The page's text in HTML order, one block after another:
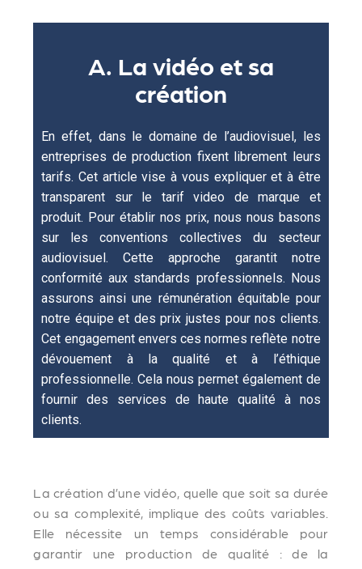
A. La vidéo et sa
création
En effet, dans le domaine de l’audiovisuel, les
entreprises de production fixent librement leurs
tarifs. Cet article vise à vous expliquer et à être
transparent sur le tarif video de marque et
produit. Pour établir nos prix, nous nous basons
sur les conventions collectives du secteur
audiovisuel. Cette approche garantit notre
conformité aux standards professionnels. Nous
assurons ainsi une rémunération équitable pour
notre équipe et des prix justes pour nos clients.
Cet engagement envers ces normes reflète notre
dévouement à la qualité et à l’éthique
professionnelle. Cela nous permet également de
fournir des services de haute qualité à nos
clients.
La création d’une vidéo, quelle que soit sa durée
ou sa complexité, implique des coûts variables.
Elle nécessite un temps considérable pour
garantir une production de qualité : de la